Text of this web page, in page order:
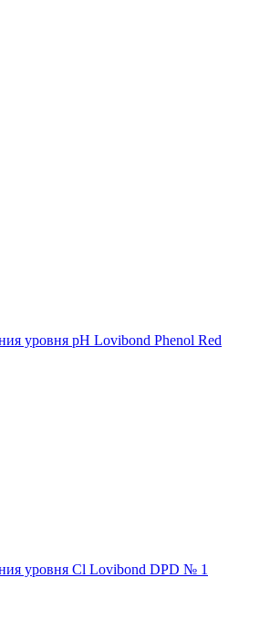
уровня pH Lovibond Phenol Red
уровня Cl Lovibond DPD № 1